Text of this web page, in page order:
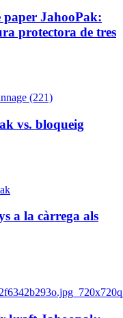
paper JahooPak:
protectora de tres
vs. bloqueig
a la càrrega als